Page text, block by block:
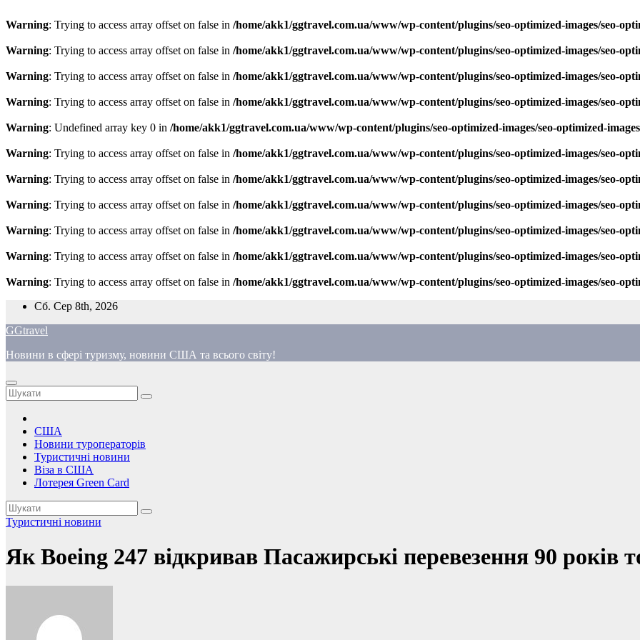
Warning: Trying to access array offset on false in /home/akk1/ggtravel.com.ua/www/wp-content/plugins/seo-optimized-images/seo-
Warning: Trying to access array offset on false in /home/akk1/ggtravel.com.ua/www/wp-content/plugins/seo-optimized-images/seo-
Warning: Trying to access array offset on false in /home/akk1/ggtravel.com.ua/www/wp-content/plugins/seo-optimized-images/seo-
Warning: Trying to access array offset on false in /home/akk1/ggtravel.com.ua/www/wp-content/plugins/seo-optimized-images/seo-
Warning: Undefined array key 0 in /home/akk1/ggtravel.com.ua/www/wp-content/plugins/seo-optimized-images/seo-optimized-
Warning: Trying to access array offset on false in /home/akk1/ggtravel.com.ua/www/wp-content/plugins/seo-optimized-images/seo-
Warning: Trying to access array offset on false in /home/akk1/ggtravel.com.ua/www/wp-content/plugins/seo-optimized-images/seo-
Warning: Trying to access array offset on false in /home/akk1/ggtravel.com.ua/www/wp-content/plugins/seo-optimized-images/seo-
Warning: Trying to access array offset on false in /home/akk1/ggtravel.com.ua/www/wp-content/plugins/seo-optimized-images/seo-
Warning: Trying to access array offset on false in /home/akk1/ggtravel.com.ua/www/wp-content/plugins/seo-optimized-images/seo-
Warning: Trying to access array offset on false in /home/akk1/ggtravel.com.ua/www/wp-content/plugins/seo-optimized-images/seo-
Перейти
вмісту
Сб. Сер 8th, 2026
GGtravel
Новини в сфері туризму, новини США та всього світу!
США
Новини туроператорів
Туристичні новини
Віза в США
Лотерея Green Card
Туристичні новини
Як Boeing 247 відкривав Пасажирські перевезення 90 років